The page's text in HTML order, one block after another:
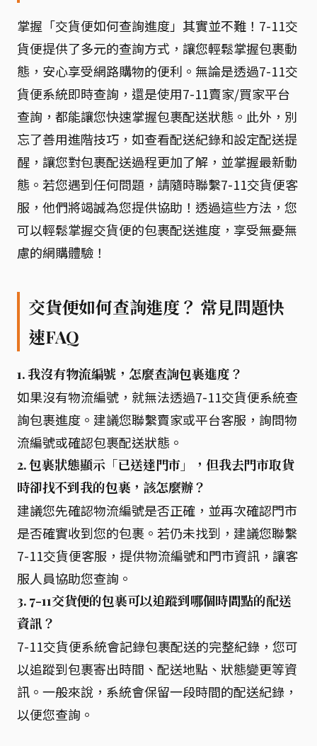
掌握「交貨便如何查詢進度」其實並不難！7-11交
貨便提供了多元的查詢方式，讓您輕鬆掌握包裹動
態，安心享受網路購物的便利。無論是透過7-11交
貨便系統即時查詢，還是使用7-11賣家/買家平台
查詢，都能讓您快速掌握包裹配送狀態。此外，別
忘了善用進階技巧，如查看配送紀錄和設定配送提
醒，讓您對包裹配送過程更加了解，並掌握最新動
態。若您遇到任何問題，請隨時聯繫7-11交貨便客
服，他們將竭誠為您提供協助！透過這些方法，您
可以輕鬆掌握交貨便的包裹配送進度，享受無憂無
慮的網購體驗！
交貨便如何查詢進度？ 常見問題快
速FAQ
1. 我沒有物流編號，怎麼查詢包裹進度？
如果沒有物流編號，就無法透過7-11交貨便系統查
詢包裹進度。建議您聯繫賣家或平台客服，詢問物
流編號或確認包裹配送狀態。
2. 包裹狀態顯示「已送達門市」，但我去門市取貨
時卻找不到我的包裹，該怎麼辦？
建議您先確認物流編號是否正確，並再次確認門市
是否確實收到您的包裹。若仍未找到，建議您聯繫
7-11交貨便客服，提供物流編號和門市資訊，讓客
服人員協助您查詢。
3. 7-11交貨便的包裹可以追蹤到哪個時間點的配送
資訊？
7-11交貨便系統會記錄包裹配送的完整紀錄，您可
以追蹤到包裹寄出時間、配送地點、狀態變更等資
訊。一般來說，系統會保留一段時間的配送紀錄，
以便您查詢。